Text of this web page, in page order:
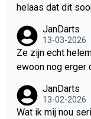
helaas dat dit
and maar in
bben we
ren hardnekkig
n..... En zo krijg je
het publiek
JanDarts
13-03-2026
Ze zijn echt
ewoon nog erger
a. Maar doe dat
rs altijd zijn! En
JanDarts
13-02-2026
Wat ik mij nou